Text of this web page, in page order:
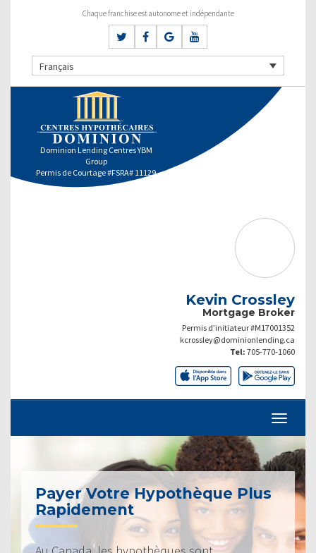
Chaque franchise est autonome et indépendante
Français
Dominion Lending Centres YBM
Group
Permis de Courtage #FSRA# 11129
Kevin Crossley
Mortgage Broker
Permis d’initiateur #M17001352
kcrossley@dominionlending.ca
Tel: 705-770-1060
Payer Votre Hypothèque Plus
Rapidement